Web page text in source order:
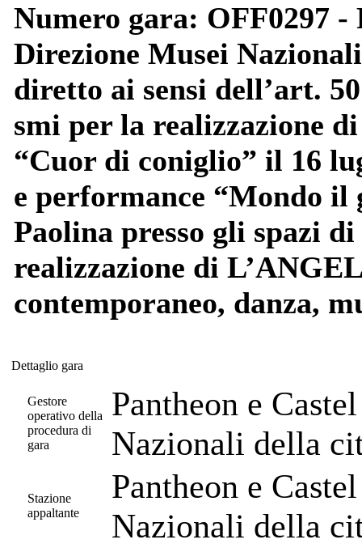
Numero gara: OFF0297 -
Direzione Musei
diretto ai sensi dell’art.
smi per la realizzazione
“Cuor di coniglio” il 16
e performance “Mondo il
Paolina presso gli spazi
realizzazione di
contemporaneo, danza,
Dettaglio gara
Gestore
operativo della
procedura di
gara
Pantheon e
Nazionali della
Stazione
appaltante
Pantheon e
Nazionali della